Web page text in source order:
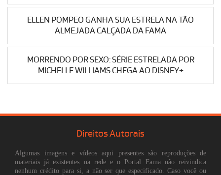
ELLEN POMPEO GANHA SUA ESTRELA NA TÃO
ALMEJADA CALÇADA DA FAMA
MORRENDO POR SEXO: SÉRIE ESTRELADA POR
MICHELLE WILLIAMS CHEGA AO DISNEY+
Direitos Autorais
Algumas imagens e vídeos aqui presentes são reproduções de
materiais já existentes na rede e o Portal Fama não reivindica
nenhum crédito para si, a não ser que especificado. Caso você ou